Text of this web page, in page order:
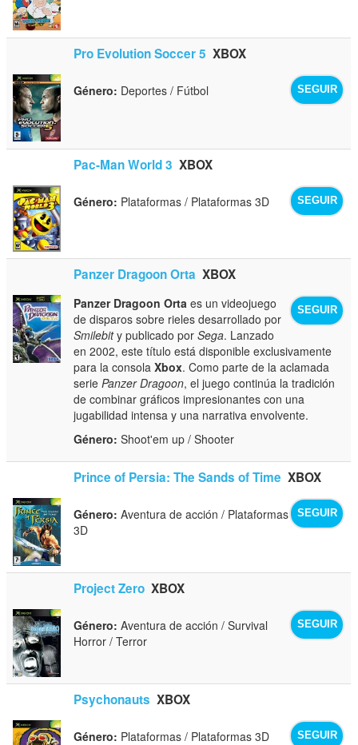
Pro Evolution Soccer 5 XBOX
SEGUIR
Género: Deportes / Fútbol
Pac-Man World 3 XBOX
SEGUIR
Género: Plataformas / Plataformas 3D
Panzer Dragoon Orta XBOX
SEGUIR
Panzer Dragoon Orta es un videojuego
de disparos sobre rieles desarrollado por
Smilebity publicado porSega. Lanzado
en 2002, este título está disponible exclusivamente
para la consolaXbox. Como parte de la aclamada
seriePanzer Dragoon, el juego continúa la tradición
de combinar gráficos impresionantes con una
jugabilidad intensa y una narrativa envolvente.
Género: Shoot'em up / Shooter
Prince of Persia: The Sands of Time XBOX
SEGUIR
Género: Aventura de acción / Plataformas
3D
Project Zero XBOX
SEGUIR
Género: Aventura de acción / Survival
Horror / Terror
Psychonauts XBOX
SEGUIR
Género: Plataformas / Plataformas 3D